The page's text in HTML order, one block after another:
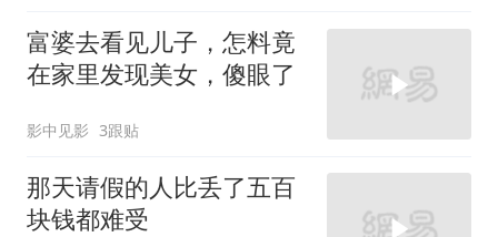
富婆去看见儿子，怎料竟
在家里发现美女，傻眼了
影中见影 3跟贴
那天请假的人比丢了五百
块钱都难受